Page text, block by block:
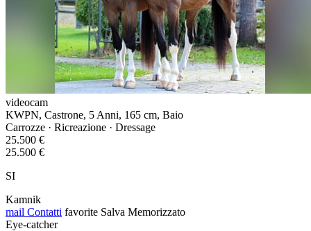
videocam
KWPN, Castrone, 5 Anni, 165 cm, Baio
Carrozze · Ricreazione · Dressage
25.500 €
25.500 €
SI
Kamnik
mail Contatti favorite Salva Memorizzato
Eye-catcher